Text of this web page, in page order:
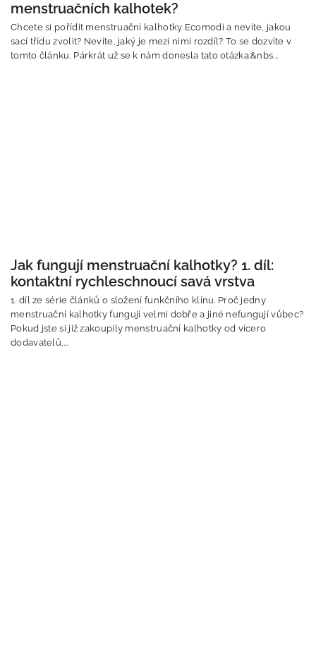
menstruačních kalhotek?
Chcete si pořídit menstruační kalhotky Ecomodi a nevíte, jakou
sací třídu zvolit? Nevíte, jaký je mezi nimi rozdíl? To se dozvíte v
tomto článku. Párkrát už se k nám donesla tato otázka:&nbs...
Jak fungují menstruační kalhotky? 1. díl:
kontaktní rychleschnoucí savá vrstva
1. díl ze série článků o složení funkčního klínu. Proč jedny
menstruační kalhotky fungují velmi dobře a jiné nefungují vůbec?
Pokud jste si již zakoupily menstruační kalhotky od vícero
dodavatelů,...